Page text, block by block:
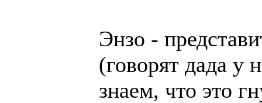
Энзо -
(говорят дада у
знаем, что это